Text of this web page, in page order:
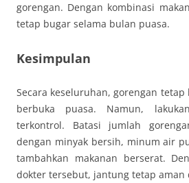
gorengan. Dengan kombinasi
tetap bugar selama bulan puasa.
Kesimpulan
Secara keseluruhan, gorengan
berbuka puasa. Namun,
terkontrol. Batasi jumlah
dengan minyak bersih, minum air
tambahkan makanan berserat.
dokter tersebut, jantung tetap